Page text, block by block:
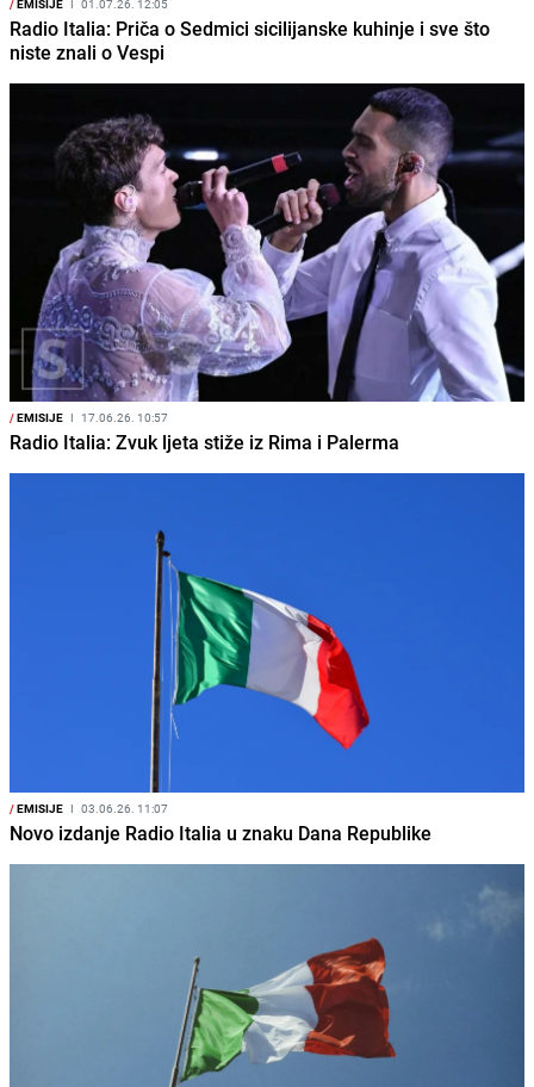
Radio Italia: Priča o Sedmici sicilijanske kuhinje i sve što
niste znali o Vespi
/EMISIJE I 17.06.26. 10:57
Radio Italia: Zvuk ljeta stiže iz Rima i Palerma
/EMISIJE I 03.06.26. 11:07
Novo izdanje Radio Italia u znaku Dana Republike